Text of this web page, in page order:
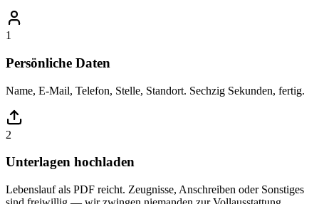
1
Persönliche Daten
Name, E-Mail, Telefon, Stelle, Standort. Sechzig Sekunden, fertig.
2
Unterlagen hochladen
Lebenslauf als PDF reicht. Zeugnisse, Anschreiben oder Sonstiges